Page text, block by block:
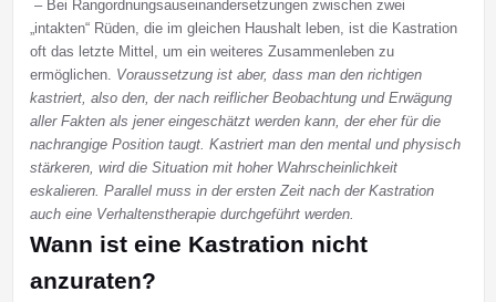
– Bei Rangordnungsauseinandersetzungen zwischen zwei
„intakten“ Rüden, die im gleichen Haushalt leben, ist die Kastration
oft das letzte Mittel, um ein weiteres Zusammenleben zu
ermöglichen. Voraussetzung ist aber, dass man den richtigen
kastriert, also den, der nach reiflicher Beobachtung und Erwägung
aller Fakten als jener eingeschätzt werden kann, der eher für die
nachrangige Position taugt. Kastriert man den mental und physisch
stärkeren, wird die Situation mit hoher Wahrscheinlichkeit
eskalieren. Parallel muss in der ersten Zeit nach der Kastration
auch eine Verhaltenstherapie durchgeführt werden.
Wann ist eine Kastration nicht
anzuraten?